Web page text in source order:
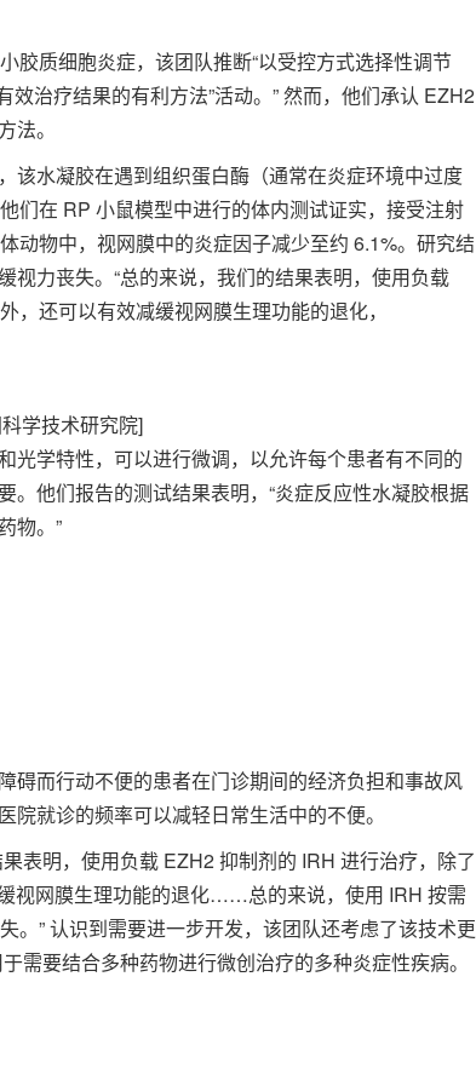
胶质细胞炎症，该团队推断“以受控方式选择性调节
治疗结果的有利方法”活动。” 然而，他们承认 EZH2
法。
该水凝胶在遇到组织蛋白酶（通常在炎症环境中过度
们在 RP 小鼠模型中进行的体内测试证实，接受注射
动物中，视网膜中的炎症因子减少至约 6.1%。研究结
力丧失。“总的来说，我们的结果表明，使用负载
还可以有效减缓视网膜生理功能的退化，
学技术研究院]
光学特性，可以进行微调，以允许每个患者有不同的
他们报告的测试结果表明，“炎症反应性水凝胶根据
物。”
碍而行动不便的患者在门诊期间的经济负担和事故风
就诊的频率可以减轻日常生活中的不便。
明，使用负载 EZH2 抑制剂的 IRH 进行治疗，除了
视网膜生理功能的退化……总的来说，使用 IRH 按需
。” 认识到需要进一步开发，该团队还考虑了该技术更
需要结合多种药物进行微创治疗的多种炎症性疾病。